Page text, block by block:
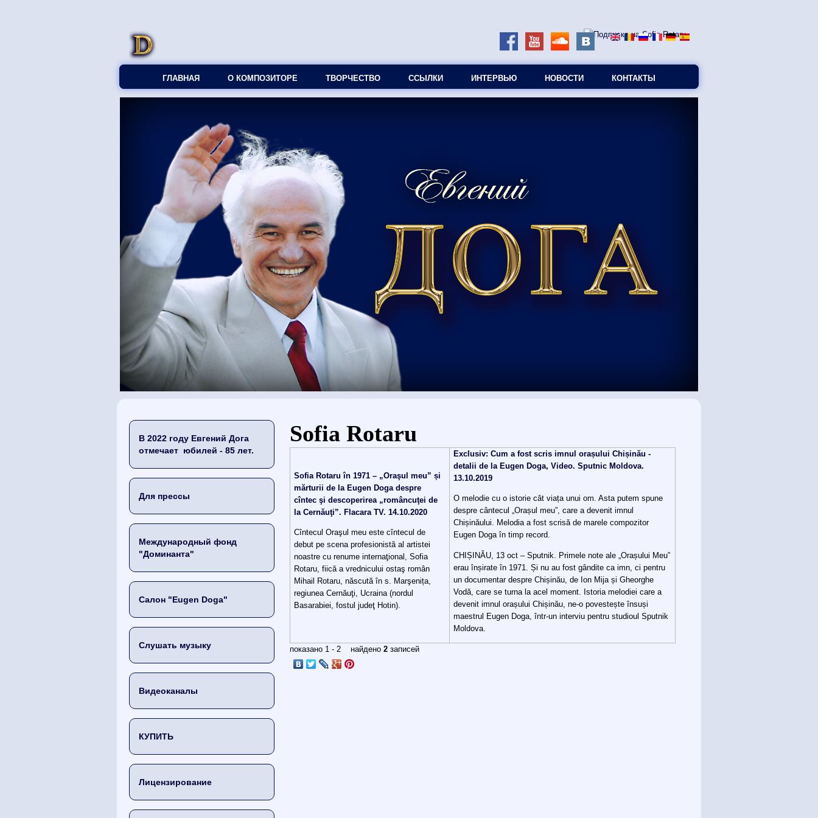
ГЛАВНАЯ О КОМПОЗИТОРЕ ТВОРЧЕСТВО ССЫЛКИ ИНТЕРВЬЮ НОВОСТИ КОНТАКТЫ
В 2022 году Евгений Дога
отмечает юбилей - 85 лет.
Для прессы
Международный фонд
"Доминанта"
Салон "Eugen Doga"
Слушать музыку
Видеоканалы
КУПИТЬ
Лицензирование
Вы здесь
Sofia Rotaru
Sofia Rotaru în 1971 – „Oraşul meu” și
mărturii de la Eugen Doga despre
cîntec şi descoperirea „româncuţei de
la Cernăuţi”. Flacara TV. 14.10.2020
Cîntecul Oraşul meu este cîntecul de
debut pe scena profesionistă al artistei
noastre cu renume internaţional, Sofia
Rotaru, fiică a vrednicului ostaş român
Mihail Rotaru, născută în s. Marşenița,
regiunea Cernăuţi, Ucraina (nordul
Basarabiei, fostul judeţ Hotin).
Exclusiv: Cum a fost scris imnul orașului Chișinău -
detalii de la Eugen Doga, Video. Sputnic Moldova.
13.10.2019
O melodie cu o istorie cât viața unui om. Asta putem spune
despre cântecul „Orașul meu”, care a devenit imnul
Chișinăului. Melodia a fost scrisă de marele compozitor
Eugen Doga în timp record.
CHIȘINĂU, 13 oct – Sputnik. Primele note ale „Orașului Meu”
erau înșirate în 1971. Și nu au fost gândite ca imn, ci pentru
un documentar despre Chișinău, de Ion Mija și Gheorghe
Vodă, care se turna la acel moment. Istoria melodiei care a
devenit imnul orașului Chișinău, ne-o povestește însuși
maestrul Eugen Doga, într-un interviu pentru studioul Sputnik
Moldova.
показано 1 - 2 найдено2 записей